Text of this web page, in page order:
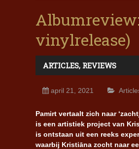
vinylrelease)
ARTICLES, REVIEWS
april 21, 2021
Pamirt vertaalt zich naar
is een artistiek project van
is ontstaan uit een reeks
waarbij Kristiāna zocht naar